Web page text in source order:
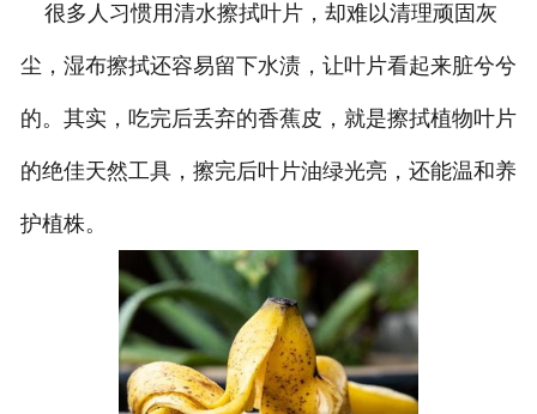
很多人习惯用清水擦拭叶片，却难以清理顽固灰
尘，湿布擦拭还容易留下水渍，让叶片看起来脏兮兮
的。其实，吃完后丢弃的香蕉皮，就是擦拭植物叶片
的绝佳天然工具，擦完后叶片油绿光亮，还能温和养
护植株。